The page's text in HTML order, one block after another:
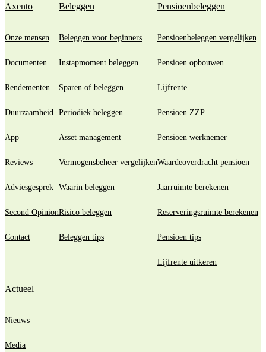
Axento
Onze mensen
Documenten
Rendementen
Duurzaamheid
App
Reviews
Adviesgesprek
Second Opinion
Contact
Beleggen
Beleggen voor beginners
Instapmoment beleggen
Sparen of beleggen
Periodiek beleggen
Asset management
Vermogensbeheer vergelijken
Waarin beleggen
Risico beleggen
Beleggen tips
Pensioenbeleggen
Pensioenbeleggen vergelijken
Pensioen opbouwen
Lijfrente
Pensioen ZZP
Pensioen werknemer
Waardeoverdracht pensioen
Jaarruimte berekenen
Reserveringsruimte berekenen
Pensioen tips
Lijfrente uitkeren
Actueel
Nieuws
Media